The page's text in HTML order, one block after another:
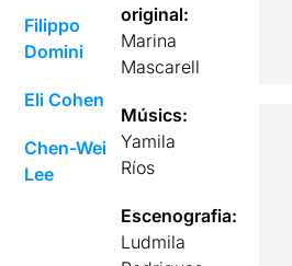
Filippo
Domini
Eli Cohen
Chen-Wei
Lee
original:
Marina
Mascarell
Músics:
Yamila
Ríos
Escenografia:
Ludmila